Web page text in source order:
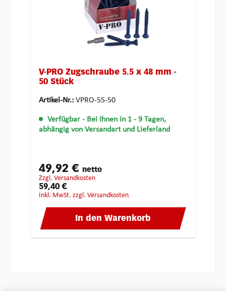
V-PRO Zugschraube 5.5 x 48 mm -
50 Stück
Artikel-Nr.: VPRO-55-50
Verfügbar - Bei Ihnen in 1 - 9 Tagen,
abhängig von Versandart und Lieferland
49,92 € netto
zzgl. Versandkosten
59,40 €
inkl. MwSt. zzgl. Versandkosten
In den Warenkorb